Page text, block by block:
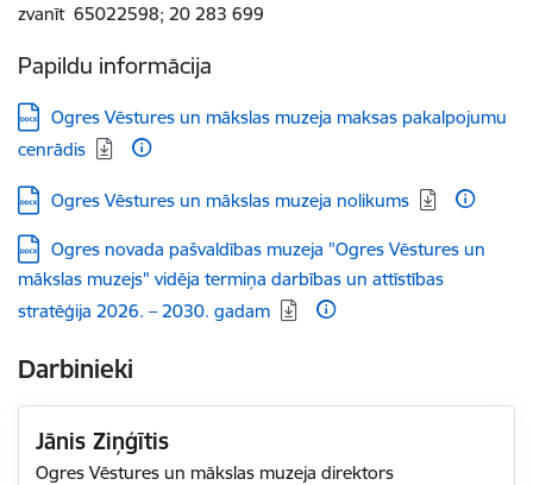
zvanīt 65022598; 20 283 699
Papildu informācija
Lejupielādēt:
Ogres Vēstures un mākslas muzeja maksas pakalpojumu
cenrādis
Lejupielādēt:
Ogres Vēstures un mākslas muzeja nolikums
Lejupielādēt:
Ogres novada pašvaldības muzeja "Ogres Vēstures un
mākslas muzejs" vidēja termiņa darbības un attīstības
stratēģija 2026. – 2030. gadam
Darbinieki
Jānis Ziņģītis
Ogres Vēstures un mākslas muzeja direktors